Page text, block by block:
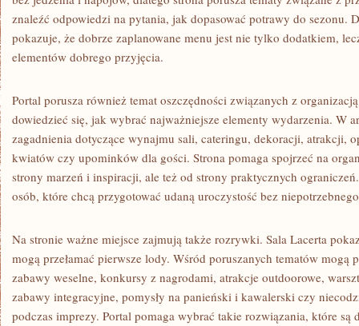
znaleźć odpowiedzi na pytania, jak dopasować potrawy do sezonu.
pokazuje, że dobrze zaplanowane menu jest nie tylko dodatkiem,
elementów dobrego przyjęcia.
Portal porusza również temat oszczędności związanych z
dowiedzieć się, jak wybrać najważniejsze elementy wydarzenia. W
zagadnienia dotyczące wynajmu sali, cateringu, dekoracji, atrakcji,
kwiatów czy upominków dla gości. Strona pomaga spojrzeć na
strony marzeń i inspiracji, ale też od strony praktycznych
osób, które chcą przygotować udaną uroczystość bez
Na stronie ważne miejsce zajmują także rozrywki. Sala Lacerta
mogą przełamać pierwsze lody. Wśród poruszanych tematów mogą
zabawy weselne, konkursy z nagrodami, atrakcje outdoorowe,
zabawy integracyjne, pomysły na panieński i kawalerski czy
podczas imprezy. Portal pomaga wybrać takie rozwiązania, które są